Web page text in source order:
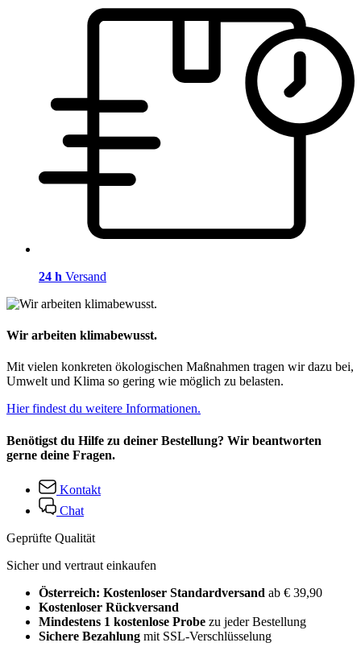
24 h Versand
Wir arbeiten klimabewusst.
Mit vielen konkreten ökologischen Maßnahmen tragen wir dazu bei,
Umwelt und Klima so gering wie möglich zu belasten.
Hier findest du weitere Informationen.
Benötigst du Hilfe zu deiner Bestellung? Wir beantworten
gerne deine Fragen.
Kontakt
Chat
Geprüfte Qualität
Sicher und vertraut einkaufen
Österreich: Kostenloser Standardversand ab € 39,90
Kostenloser Rückversand
Mindestens 1 kostenlose Probe zu jeder Bestellung
Sichere Bezahlung mit SSL-Verschlüsselung